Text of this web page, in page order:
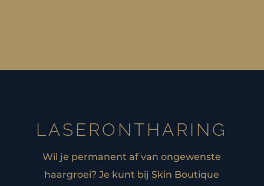
LASERONTHARING
Wil je permanent af van ongewenste
haargroei? Je kunt bij Skin Boutique